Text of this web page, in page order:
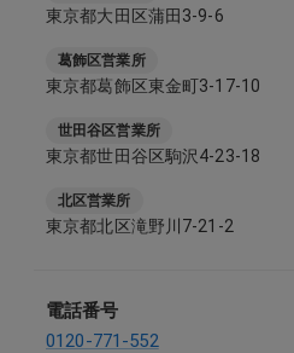
東京都大田区蒲田3-9-6
葛飾区営業所
東京都葛飾区東金町3-17-10
世田谷区営業所
東京都世田谷区駒沢4-23-18
北区営業所
東京都北区滝野川7-21-2
電話番号
0120-771-552